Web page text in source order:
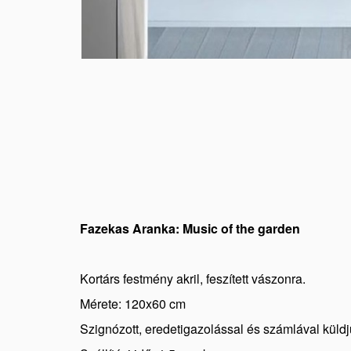
Fazekas Aranka: Music of the garden
Kortárs festmény akril, feszített vászonra.
Mérete: 120x60 cm
Szignózott, eredetigazolással és számlával